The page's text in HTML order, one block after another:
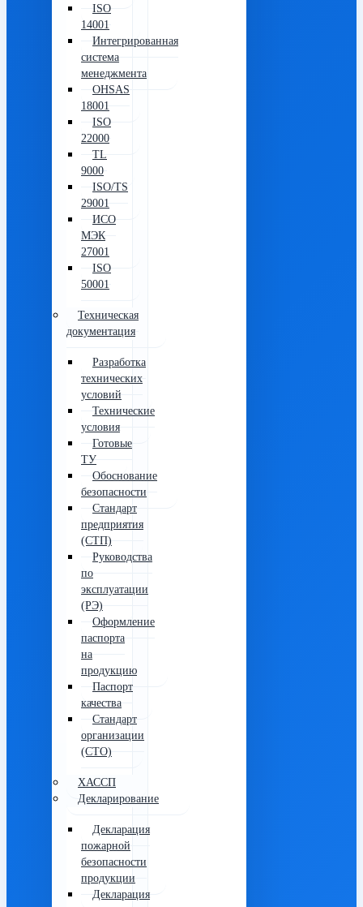
ISO
14001
Интегрированная
система
менеджмента
OHSAS
18001
ISO
22000
TL
9000
ISO/TS
29001
ИСО
МЭК
27001
ISO
50001
Техническая
документация
Разработка
технических
условий
Технические
условия
Готовые
ТУ
Обоснование
безопасности
Стандарт
предприятия
(СТП)
Руководства
по
эксплуатации
(РЭ)
Оформление
паспорта
на
продукцию
Паспорт
качества
Стандарт
организации
(СТО)
ХАССП
Декларирование
Декларация
пожарной
безопасности
продукции
Декларация